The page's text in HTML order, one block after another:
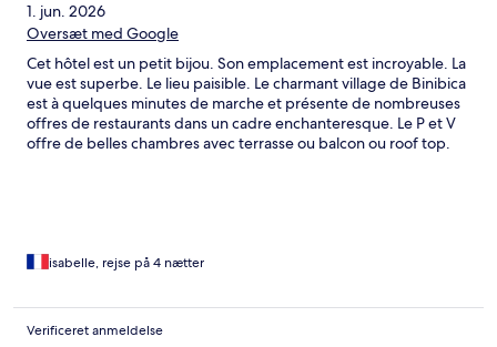
1. jun. 2026
Oversæt med Google
Cet hôtel est un petit bijou. Son emplacement est incroyable. La
vue est superbe. Le lieu paisible. Le charmant village de Binibica
est à quelques minutes de marche et présente de nombreuses
offres de restaurants dans un cadre enchanteresque. Le P et V
offre de belles chambres avec terrasse ou balcon ou roof top.
isabelle, rejse på 4 nætter
Verificeret anmeldelse